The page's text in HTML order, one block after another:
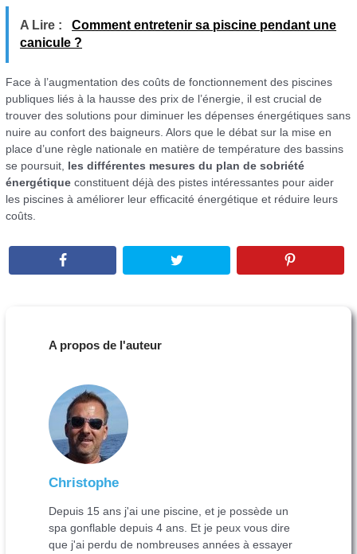
A Lire :
Comment entretenir sa piscine pendant une
canicule ?
Face à l’augmentation des coûts de fonctionnement des piscines
publiques liés à la hausse des prix de l’énergie, il est crucial de
trouver des solutions pour diminuer les dépenses énergétiques sans
nuire au confort des baigneurs. Alors que le débat sur la mise en
place d’une règle nationale en matière de température des bassins
se poursuit, les différentes mesures du plan de sobriété
énergétique constituent déjà des pistes intéressantes pour aider
les piscines à améliorer leur efficacité énergétique et réduire leurs
coûts.
A propos de l'auteur
Christophe
Depuis 15 ans j'ai une piscine, et je possède un
spa gonflable depuis 4 ans. Et je peux vous dire
que j'ai perdu de nombreuses années à essayer